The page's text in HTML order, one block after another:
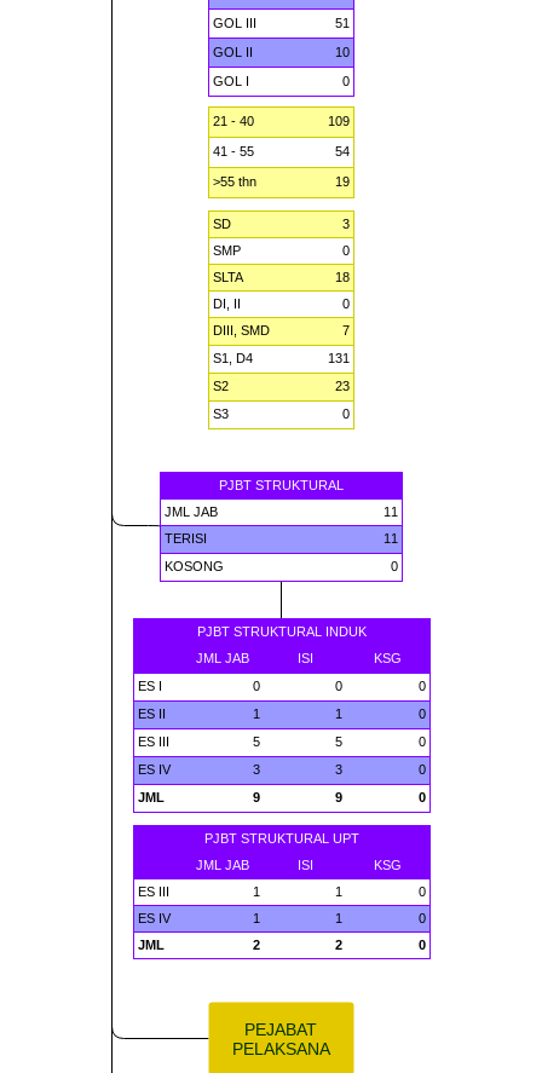
PEJABAT
PELAKSANA
PJBT STRUKTURAL
JML JAB
11
TERISI
11
KOSONG
0
PJBT STRUKTURAL INDUK
JML JAB
ISI
KSG
ES I
0 0
0
ES II
1 1
0
ES III
5 5
0
ES IV
3 3
0
JML
9 9 0
PJBT STRUKTURAL UPT
JML JAB
ISI
KSG
ES III
1 1
0
ES IV
1 1
0
JML
2 2 0
GOL III
51
GOL II
10
GOL I
0
21 - 40 109
41 - 55 54
>55 thn 19
SD
3
SMP
0
SLTA
18
DI, II
0
DIII, SMD
7
S1, D4
131
S2
23
S3
0